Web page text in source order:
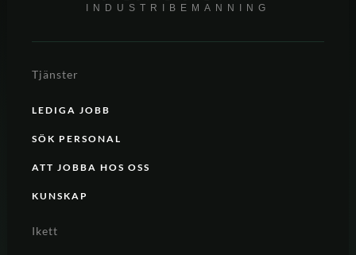
INDUSTRIBEMANNING
Tjänster
LEDIGA JOBB
SÖK PERSONAL
ATT JOBBA HOS OSS
KUNSKAP
Ikett